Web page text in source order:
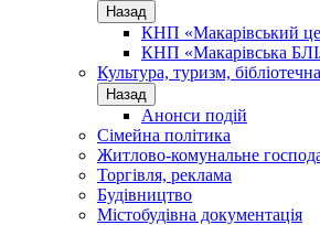
Назад
КНП «Макарівський
КНП «Макарівська
Культура, туризм,
Назад
Анонси подій
Сімейна політика
Житлово-комунальне
Торгівля, реклама
Будівництво
Містобудівна документація